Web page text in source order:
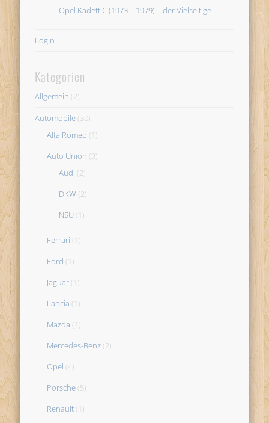
Opel Kadett C (1973 – 1979) – der Vielseitige
Login
Kategorien
Allgemein (2)
Automobile (30)
Alfa Romeo (1)
Auto Union (3)
Audi (2)
DKW (2)
NSU (1)
Ferrari (1)
Ford (1)
Jaguar (1)
Lancia (1)
Mazda (1)
Mercedes-Benz (2)
Opel (4)
Porsche (5)
Renault (1)